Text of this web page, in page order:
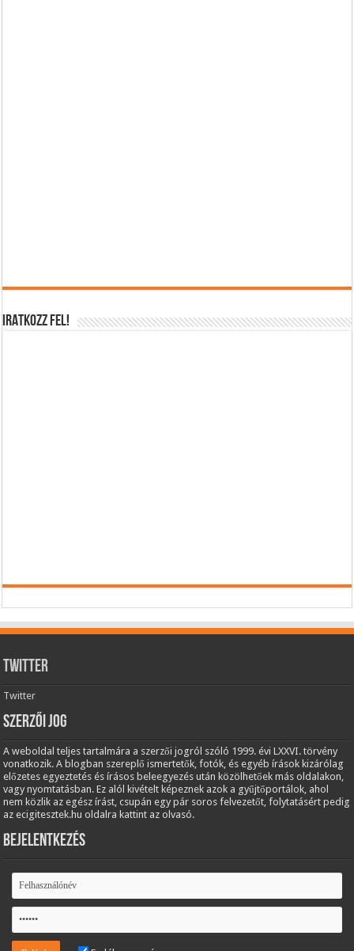
IRATKOZZ FEL!
Twitter
Twitter
Szerzői jog
A weboldal teljes tartalmára a szerzői jogról szóló 1999. évi LXXVI. törvény
vonatkozik. A blogban szereplő ismertetők, fotók, és egyéb írások kizárólag
előzetes egyeztetés és írásos beleegyezés után közölhetőek más oldalakon,
vagy nyomtatásban. Ez alól kivételt képeznek azok a gyűjtőportálok, ahol
nem közlik az egész írást, csupán egy pár soros felvezetőt, folytatásért pedig
az ecigitesztek.hu oldalra kattint az olvasó.
Bejelentkezés